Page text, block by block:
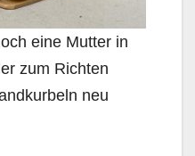
eine Mutter in
zum Richten
neu